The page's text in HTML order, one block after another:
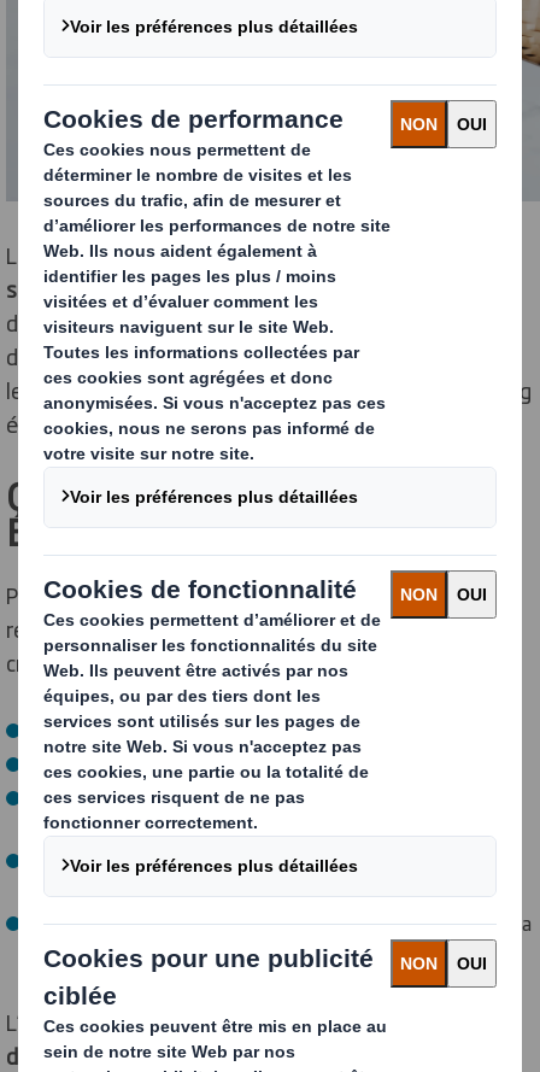
Les marques doivent s’adapter et
stratégie d’emballage. Découvrez tout ce que vous
devez savoir sur l’emballage éco-responsable :
définition, atouts, mise en œuvre… Vous aurez toutes
les clés en main pour adopter une solution de packaging
écologique performante pour vos ventes e-commerce.
QU’EST-CE QU’UN PACKAGING
ÉCOLOGIQUE ?
Pour être considéré comme un emballage éco-
responsable, un packaging doit répondre à différents
critères :
Êtreréutilisable;
Être un packagingrecyclable;
Être conçu à partir dematériaux recyclables et/ou
renouvelables;
Êtrebiodégradable ou compostable(lorsqu’il ne peut
plus être recyclé) ;
Êtresain et sans dangerpour les humains, la faune et la
flore…
L’emballage écologique s’inscrit dansune démarche
d’écoconception. Il minimise son impact